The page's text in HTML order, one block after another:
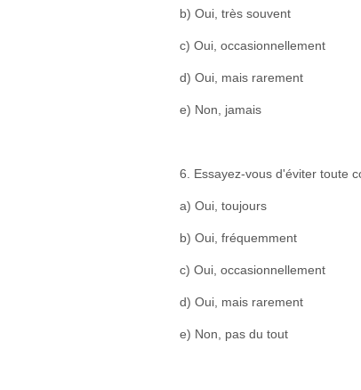
b) Oui, très souvent
c) Oui, occasionnellement
d) Oui, mais rarement
e) Non, jamais
6. Essayez-vous d'éviter toute
a) Oui, toujours
b) Oui, fréquemment
c) Oui, occasionnellement
d) Oui, mais rarement
e) Non, pas du tout